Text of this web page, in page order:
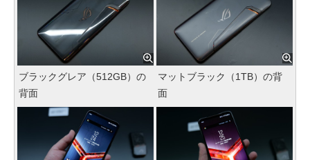
ブラックグレア（512GB）の
背面
マットブラック（1TB）の背
面